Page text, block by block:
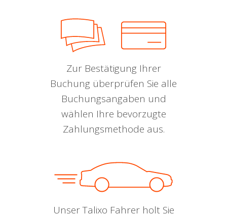
Zur Bestätigung Ihrer
Buchung überprüfen Sie alle
Buchungsangaben und
wählen Ihre bevorzugte
Zahlungsmethode aus.
Unser Talixo Fahrer holt Sie